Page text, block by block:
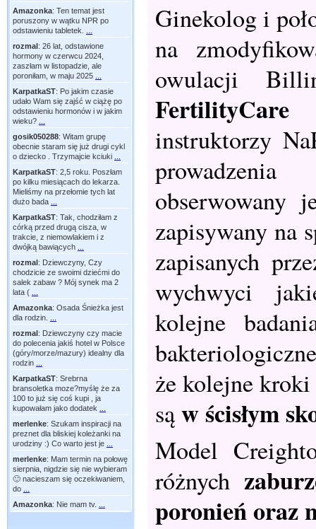
Amazonka: Ten temat jest
poruszony w wątku NPR po
odstawieniu tabletek.
rozmal: 26 lat, odstawione
hormony w czerwcu 2024,
zaszłam w listopadzie, ale
poroniłam, w maju 2025
KarpatkaST: Po jakim czasie
udało Wam się zajść w ciążę po
odstawieniu hormonów i w jakim
wieku?
gosik050288: Witam grupę
obecnie staram się już drugi cykl
o dziecko . Trzymajcie kciuki
KarpatkaST: 2,5 roku. Poszłam
po kilku miesiącach do lekarza.
Mieliśmy na przełomie tych lat
dużo bada
KarpatkaST: Tak, chodziłam z
córką przed drugą cisza, w
trakcie, z niemowlakiem i z
dwójką bawiących
rozmal: Dziewczyny, Czy
chodzicie ze swoimi dziećmi do
salek zabaw ? Mój synek ma 2
lata (
Amazonka: Osada Śnieżka jest
dla rodzin.
rozmal: Dziewczyny czy macie
do polecenia jakiś hotel w Polsce
(góry/morze/mazury) idealny dla
rodzin
KarpatkaST: Srebrna
bransoletka moze?myślę że za
100 to już się coś kupi , ja
kupowałam jako dodatek
merlenke: Szukam inspiracji na
preznet dla bliskiej koleżanki na
urodziny :) Co warto jest je
merlenke: Mam termin na połowę
sierpnia, nigdzie się nie wybieram
🙂 nacieszam się oczekiwaniem,
do
Amazonka: Nie mam tv.
Ginekolog i
na
owulacji
FertilityCare
instruktorzy
obserwowany
zapisywany na
zapisanych
wychwyci
kolejne
że kolejne
sąw ścisłym
Model
różnych
poronień oraz